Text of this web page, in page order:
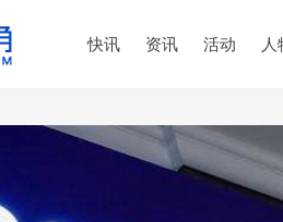
快讯 资讯 活动 人